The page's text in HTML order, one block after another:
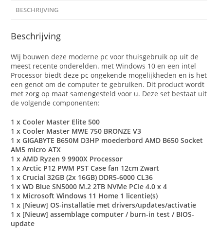
BESCHRIJVING
Beschrijving
Wij bouwen deze moderne pc voor thuisgebruik op uit de
meest recente onderelden. met Windows 10 en een intel
Processor biedt deze pc ongekende mogelijkheden en is het
een genot om de computer te gebruiken. Dit product wordt
met zorg op maat samengesteld voor u. Deze set bestaat uit
de volgende componenten:
1 x Cooler Master Elite 500
1 x Cooler Master MWE 750 BRONZE V3
1 x GIGABYTE B650M D3HP moederbord AMD B650 Socket
AM5 micro ATX
1 x AMD Ryzen 9 9900X Processor
1 x Arctic P12 PWM PST Case fan 12cm Zwart
1 x Crucial 32GB (2x 16GB) DDR5-6000 CL36
1 x WD Blue SN5000 M.2 2TB NVMe PCIe 4.0 x 4
1 x Microsoft Windows 11 Home 1 licentie(s)
1 x [Nieuw] OS-installatie met drivers/updates/activatie
1 x [Nieuw] assemblage computer / burn-in test / BIOS-
update